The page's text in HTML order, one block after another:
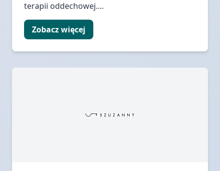
terapii oddechowej....
Zobacz więcej